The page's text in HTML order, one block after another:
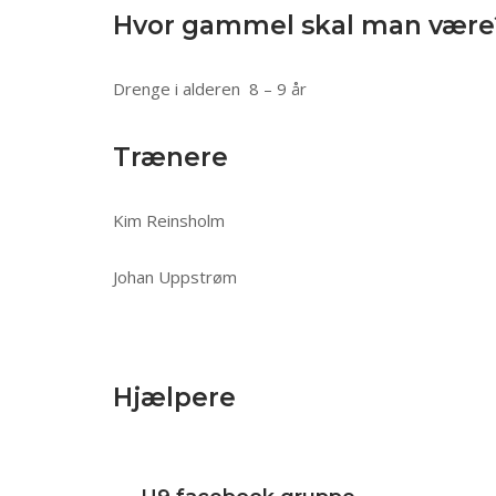
Hvor gammel skal man
Drenge i alderen 8 – 9 år
Trænere
Kim Reinsholm
Johan Uppstrøm
Hjælpere